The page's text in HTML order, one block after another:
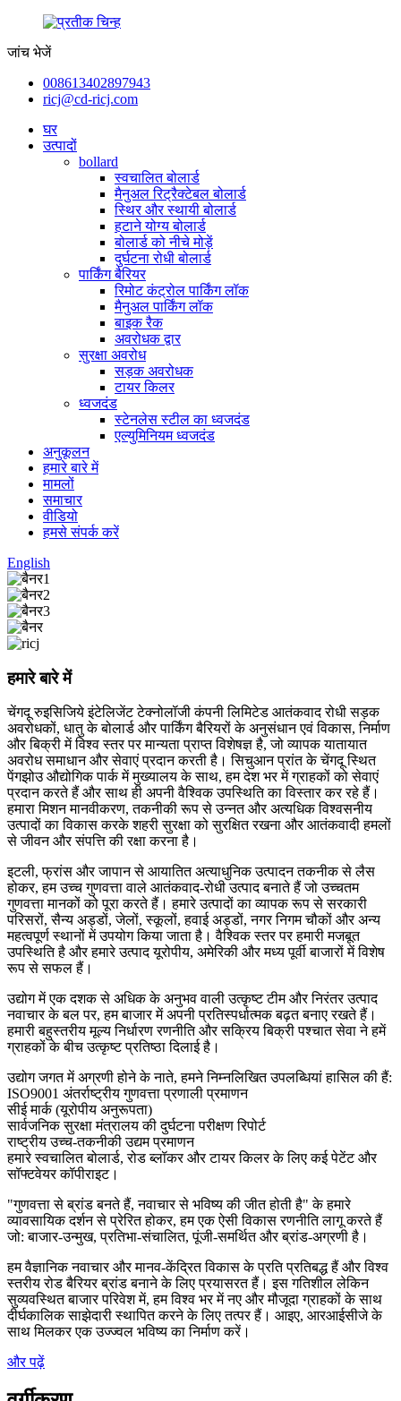
जांच भेजें
008613402897943
ricj@cd-ricj.com
घर
उत्पादों
bollard
स्वचालित बोलार्ड
मैनुअल रिट्रैक्टेबल बोलार्ड
स्थिर और स्थायी बोलार्ड
हटाने योग्य बोलार्ड
बोलार्ड को नीचे मोड़ें
दुर्घटना रोधी बोलार्ड
पार्किंग बैरियर
रिमोट कंट्रोल पार्किंग लॉक
मैनुअल पार्किंग लॉक
बाइक रैक
अवरोधक द्वार
सुरक्षा अवरोध
सड़क अवरोधक
टायर किलर
ध्वजदंड
स्टेनलेस स्टील का ध्वजदंड
एल्युमिनियम ध्वजदंड
अनुकूलन
हमारे बारे में
मामलों
समाचार
वीडियो
हमसे संपर्क करें
English
हमारे बारे में
चेंगदू रुइसिजिये इंटेलिजेंट टेक्नोलॉजी कंपनी लिमिटेड आतंकवाद रोधी सड़क
अवरोधकों, धातु के बोलार्ड और पार्किंग बैरियरों के अनुसंधान एवं विकास, निर्माण
और बिक्री में विश्व स्तर पर मान्यता प्राप्त विशेषज्ञ है, जो व्यापक यातायात
अवरोध समाधान और सेवाएं प्रदान करती है। सिचुआन प्रांत के चेंगदू स्थित
पेंगझोउ औद्योगिक पार्क में मुख्यालय के साथ, हम देश भर में ग्राहकों को सेवाएं
प्रदान करते हैं और साथ ही अपनी वैश्विक उपस्थिति का विस्तार कर रहे हैं।
हमारा मिशन मानवीकरण, तकनीकी रूप से उन्नत और अत्यधिक विश्वसनीय
उत्पादों का विकास करके शहरी सुरक्षा को सुरक्षित रखना और आतंकवादी हमलों
से जीवन और संपत्ति की रक्षा करना है।
इटली, फ्रांस और जापान से आयातित अत्याधुनिक उत्पादन तकनीक से लैस
होकर, हम उच्च गुणवत्ता वाले आतंकवाद-रोधी उत्पाद बनाते हैं जो उच्चतम
गुणवत्ता मानकों को पूरा करते हैं। हमारे उत्पादों का व्यापक रूप से सरकारी
परिसरों, सैन्य अड्डों, जेलों, स्कूलों, हवाई अड्डों, नगर निगम चौकों और अन्य
महत्वपूर्ण स्थानों में उपयोग किया जाता है। वैश्विक स्तर पर हमारी मजबूत
उपस्थिति है और हमारे उत्पाद यूरोपीय, अमेरिकी और मध्य पूर्वी बाजारों में विशेष
रूप से सफल हैं।
उद्योग में एक दशक से अधिक के अनुभव वाली उत्कृष्ट टीम और निरंतर उत्पाद
नवाचार के बल पर, हम बाजार में अपनी प्रतिस्पर्धात्मक बढ़त बनाए रखते हैं।
हमारी बहुस्तरीय मूल्य निर्धारण रणनीति और सक्रिय बिक्री पश्चात सेवा ने हमें
ग्राहकों के बीच उत्कृष्ट प्रतिष्ठा दिलाई है।
उद्योग जगत में अग्रणी होने के नाते, हमने निम्नलिखित उपलब्धियां हासिल की हैं:
ISO9001 अंतर्राष्ट्रीय गुणवत्ता प्रणाली प्रमाणन
सीई मार्क (यूरोपीय अनुरूपता)
सार्वजनिक सुरक्षा मंत्रालय की दुर्घटना परीक्षण रिपोर्ट
राष्ट्रीय उच्च-तकनीकी उद्यम प्रमाणन
हमारे स्वचालित बोलार्ड, रोड ब्लॉकर और टायर किलर के लिए कई पेटेंट और
सॉफ्टवेयर कॉपीराइट।
"गुणवत्ता से ब्रांड बनते हैं, नवाचार से भविष्य की जीत होती है" के हमारे
व्यावसायिक दर्शन से प्रेरित होकर, हम एक ऐसी विकास रणनीति लागू करते हैं
जो: बाजार-उन्मुख, प्रतिभा-संचालित, पूंजी-समर्थित और ब्रांड-अग्रणी है।
हम वैज्ञानिक नवाचार और मानव-केंद्रित विकास के प्रति प्रतिबद्ध हैं और विश्व
स्तरीय रोड बैरियर ब्रांड बनाने के लिए प्रयासरत हैं। इस गतिशील लेकिन
सुव्यवस्थित बाजार परिवेश में, हम विश्व भर में नए और मौजूदा ग्राहकों के साथ
दीर्घकालिक साझेदारी स्थापित करने के लिए तत्पर हैं। आइए, आरआईसीजे के
साथ मिलकर एक उज्ज्वल भविष्य का निर्माण करें।
और पढ़ें